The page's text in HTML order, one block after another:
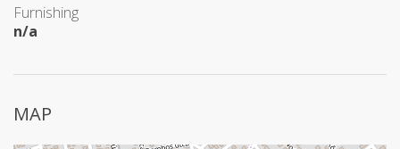
Furnishing
n/a
MAP